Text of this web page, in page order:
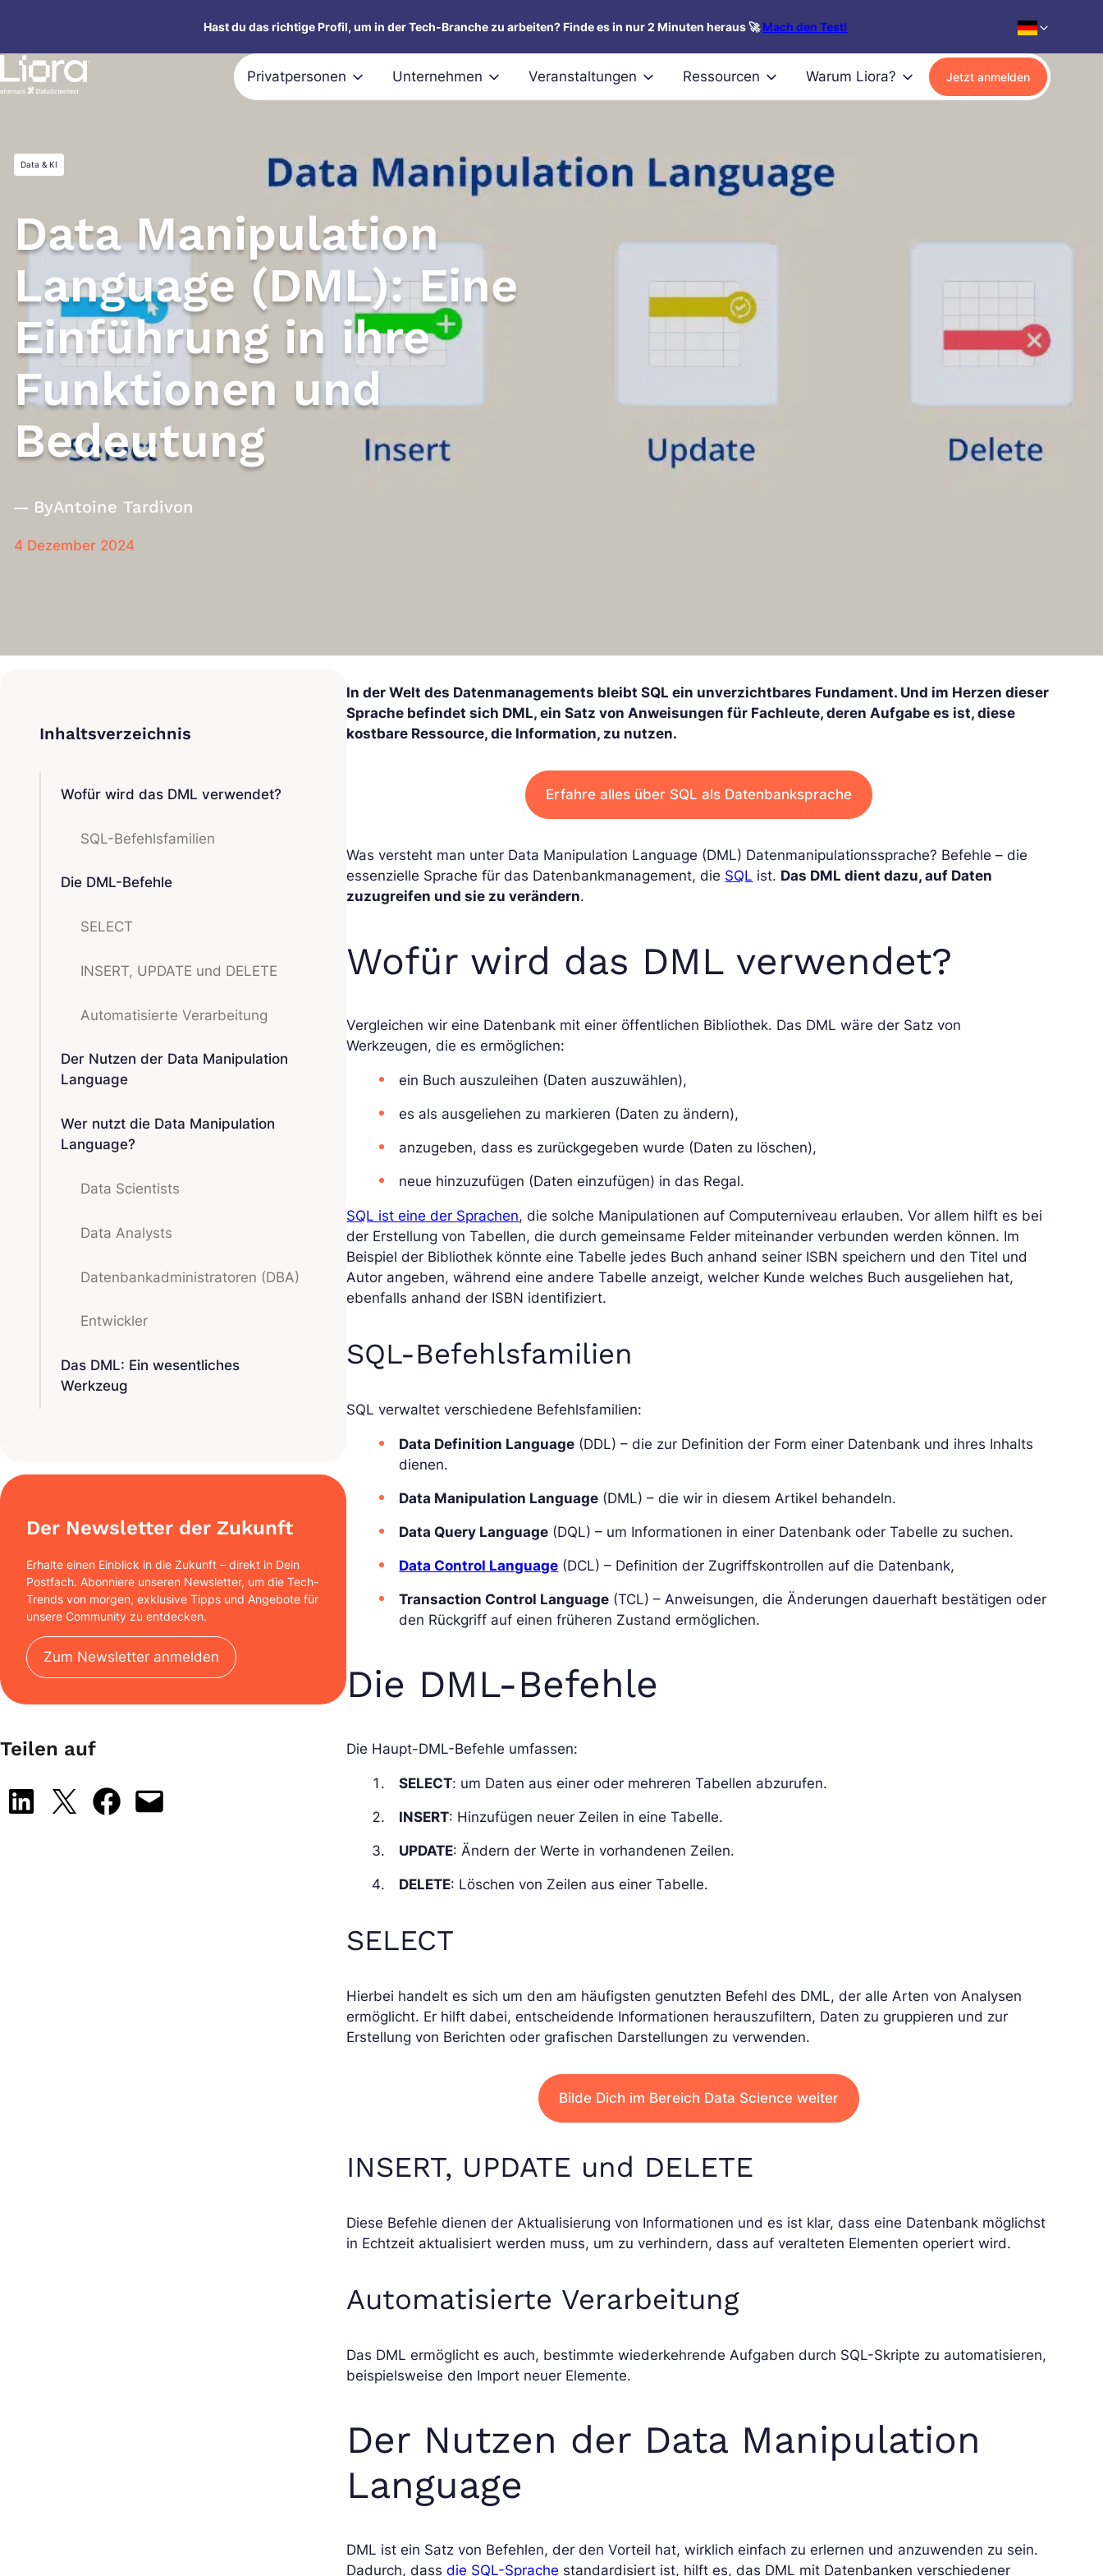
springen
Hast du das richtige Profil, um in der Tech-Branche zu arbeiten? Finde es in nur 2 Minuten heraus 🚀Mach den Test!
Privatpersonen Unternehmen Veranstaltungen Ressourcen Warum Liora? Jetzt anmelden
Data & KI
Data Manipulation
Language (DML): Eine
Einführung in ihre
Funktionen und
Bedeutung
ByAntoine Tardivon
4 Dezember 2024
Wofür wird das DML verwendet?
SQL-Befehlsfamilien
Die DML-Befehle
SELECT
INSERT, UPDATE und DELETE
Automatisierte Verarbeitung
Der Nutzen der Data Manipulation
Language
Wer nutzt die Data Manipulation
Language?
Data Scientists
Data Analysts
Datenbankadministratoren (DBA)
Entwickler
Das DML: Ein wesentliches
Werkzeug
Der Newsletter der Zukunft
Erhalte einen Einblick in die Zukunft – direkt in Dein
Postfach. Abonniere unseren Newsletter, um die Tech-
Trends von morgen, exklusive Tipps und Angebote für
unsere Community zu entdecken.
Zum Newsletter anmelden
Teilen auf
Share on LinkedIn
Share on X Share on Facebook
Email this Page
In der Welt des Datenmanagements bleibt SQL ein unverzichtbares Fundament. Und im Herzen dieser
Sprache befindet sich DML, ein Satz von Anweisungen für Fachleute, deren Aufgabe es ist, diese
kostbare Ressource, die Information, zu nutzen.
Erfahre alles über SQL als Datenbanksprache
Was versteht man unter Data Manipulation Language (DML) Datenmanipulationssprache? Befehle – die
essenzielle Sprache für das Datenbankmanagement, die SQL ist. Das DML dient dazu, auf Daten
zuzugreifen und sie zu verändern.
Wofür wird das DML verwendet?
Vergleichen wir eine Datenbank mit einer öffentlichen Bibliothek. Das DML wäre der Satz von
Werkzeugen, die es ermöglichen:
ein Buch auszuleihen (Daten auszuwählen),
es als ausgeliehen zu markieren (Daten zu ändern),
anzugeben, dass es zurückgegeben wurde (Daten zu löschen),
neue hinzuzufügen (Daten einzufügen) in das Regal.
SQL ist eine der Sprachen, die solche Manipulationen auf Computerniveau erlauben. Vor allem hilft es bei
der Erstellung von Tabellen, die durch gemeinsame Felder miteinander verbunden werden können. Im
Beispiel der Bibliothek könnte eine Tabelle jedes Buch anhand seiner ISBN speichern und den Titel und
Autor angeben, während eine andere Tabelle anzeigt, welcher Kunde welches Buch ausgeliehen hat,
ebenfalls anhand der ISBN identifiziert.
SQL-Befehlsfamilien
SQL verwaltet verschiedene Befehlsfamilien:
Data Definition Language (DDL) – die zur Definition der Form einer Datenbank und ihres Inhalts
dienen.
Data Manipulation Language (DML) – die wir in diesem Artikel behandeln.
Data Query Language (DQL) – um Informationen in einer Datenbank oder Tabelle zu suchen.
Data Control Language (DCL) – Definition der Zugriffskontrollen auf die Datenbank,
Transaction Control Language (TCL) – Anweisungen, die Änderungen dauerhaft bestätigen oder
den Rückgriff auf einen früheren Zustand ermöglichen.
Die DML-Befehle
Die Haupt-DML-Befehle umfassen:
SELECT: um Daten aus einer oder mehreren Tabellen abzurufen.
INSERT: Hinzufügen neuer Zeilen in eine Tabelle.
UPDATE: Ändern der Werte in vorhandenen Zeilen.
DELETE: Löschen von Zeilen aus einer Tabelle.
SELECT
Hierbei handelt es sich um den am häufigsten genutzten Befehl des DML, der alle Arten von Analysen
ermöglicht. Er hilft dabei, entscheidende Informationen herauszufiltern, Daten zu gruppieren und zur
Erstellung von Berichten oder grafischen Darstellungen zu verwenden.
Bilde Dich im Bereich Data Science weiter
INSERT, UPDATE und DELETE
Diese Befehle dienen der Aktualisierung von Informationen und es ist klar, dass eine Datenbank möglichst
in Echtzeit aktualisiert werden muss, um zu verhindern, dass auf veralteten Elementen operiert wird.
Automatisierte Verarbeitung
Das DML ermöglicht es auch, bestimmte wiederkehrende Aufgaben durch SQL-Skripte zu automatisieren,
beispielsweise den Import neuer Elemente.
Der Nutzen der Data Manipulation
Language
DML ist ein Satz von Befehlen, der den Vorteil hat, wirklich einfach zu erlernen und anzuwenden zu sein.
Dadurch, dassdie SQL-Sprache standardisiert ist, hilft es, das DML mit Datenbanken verschiedener